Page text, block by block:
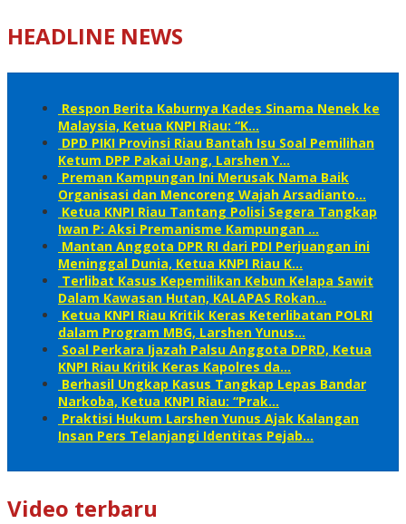
HEADLINE NEWS
Respon Berita Kaburnya Kades Sinama Nenek ke
Malaysia, Ketua KNPI Riau: “K…
DPD PIKI Provinsi Riau Bantah Isu Soal Pemilihan
Ketum DPP Pakai Uang, Larshen Y…
Preman Kampungan Ini Merusak Nama Baik
Organisasi dan Mencoreng Wajah Arsadianto…
Ketua KNPI Riau Tantang Polisi Segera Tangkap
Iwan P: Aksi Premanisme Kampungan …
Mantan Anggota DPR RI dari PDI Perjuangan ini
Meninggal Dunia, Ketua KNPI Riau K…
Terlibat Kasus Kepemilikan Kebun Kelapa Sawit
Dalam Kawasan Hutan, KALAPAS Rokan…
Ketua KNPI Riau Kritik Keras Keterlibatan POLRI
dalam Program MBG, Larshen Yunus…
Soal Perkara Ijazah Palsu Anggota DPRD, Ketua
KNPI Riau Kritik Keras Kapolres da…
Berhasil Ungkap Kasus Tangkap Lepas Bandar
Narkoba, Ketua KNPI Riau: “Prak…
Praktisi Hukum Larshen Yunus Ajak Kalangan
Insan Pers Telanjangi Identitas Pejab…
Video terbaru